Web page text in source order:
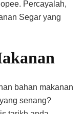
Percayalah,
Segar yang
bahan makanan
senang?